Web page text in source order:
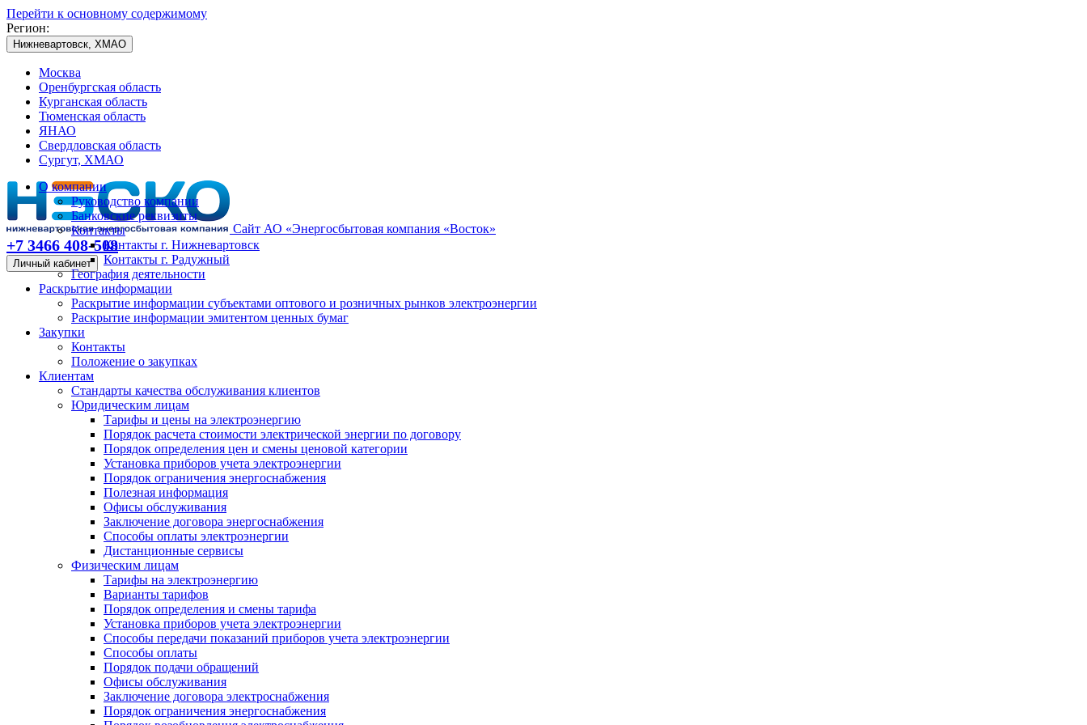
Перейти к основному содержимому
Регион:
Нижневартовск, ХМАО
Москва
Оренбургская область
Курганская область
Тюменская область
ЯНАО
Свердловская область
Сургут, ХМАО
Сайт АО «Энергосбытовая компания «Восток»
+7 3466 408-508
Личный кабинет
О компании
Руководство компании
Банковские реквизиты
Контакты
Контакты г. Нижневартовск
Контакты г. Радужный
География деятельности
Раскрытие информации
Раскрытие информации субъектами оптового и розничных рынков электроэнергии
Раскрытие информации эмитентом ценных бумаг
Закупки
Контакты
Положение о закупках
Клиентам
Стандарты качества обслуживания клиентов
Юридическим лицам
Тарифы и цены на электроэнергию
Порядок расчета стоимости электрической энергии по договору
Порядок определения цен и смены ценовой категории
Установка приборов учета электроэнергии
Порядок ограничения энергоснабжения
Полезная информация
Офисы обслуживания
Заключение договора энергоснабжения
Способы оплаты электроэнергии
Дистанционные сервисы
Физическим лицам
Тарифы на электроэнергию
Варианты тарифов
Порядок определения и смены тарифа
Установка приборов учета электроэнергии
Способы передачи показаний приборов учета электроэнергии
Способы оплаты
Порядок подачи обращений
Офисы обслуживания
Заключение договора электроснабжения
Порядок ограничения энергоснабжения